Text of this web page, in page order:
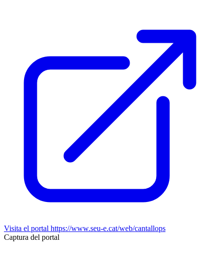
Visita el portal https://www.seu-e.cat/web/cantallops
Captura del portal